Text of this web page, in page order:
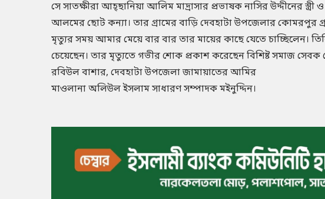
সে সাতক্ষীরা আহ্ছানিয়া আলিম মাদ্রাসার প্রভাষক নাসির উদ্দীনের
আলমের ছোট কন্যা। তার গ্রামের বাড়ি দেবহাটা উপজেলার কোমরপুর
মৃত্যুর সময় আমার মেয়ে বার বার তার মায়ের কাছে যেতে চাচ্ছিলেন।
চেয়েছেন। তার মৃত্যুতে গভীর শোক প্রকাশ করেছেন বিশিষ্ট সমাজ
রবিউল বাশার, দেবহাটা উপজেলা জামায়াতের আমির
মাওলানা অলিউল ইসলাম সাধারণ সম্পাদক মইনুদ্দিন।